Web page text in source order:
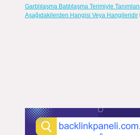
Garblılaşma Batılılaşma Terimiyle
Aşağıdakilerden Hangisi Veya Hangileridir